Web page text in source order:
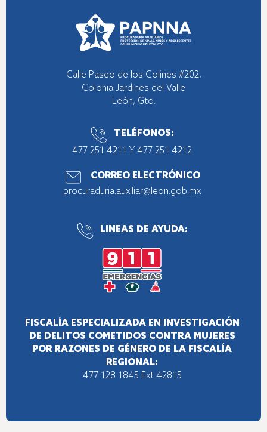
Calle Paseo de los Colines #202,
Colonia Jardines del Valle
León, Gto.
TELÉFONOS:
477 251 4211 Y477 251 4212
CORREO ELECTRÓNICO
procuraduria.auxiliar@leon.gob.mx
LINEAS DE AYUDA:
FISCALÍA ESPECIALIZADA EN INVESTIGACIÓN
DE DELITOS COMETIDOS CONTRA MUJERES
POR RAZONES DE GÉNERO DE LA FISCALÍA
REGIONAL:
477 128 1845 Ext 42815